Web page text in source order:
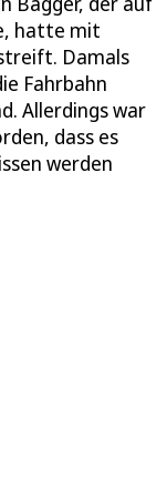
hatte mit
Damals
Fahrbahn
Allerdings war
dass es
werden